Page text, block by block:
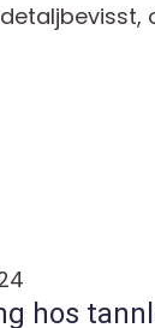
hos